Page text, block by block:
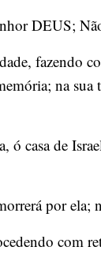
DEUS;
fazendo
na
casa de
por ela;
com